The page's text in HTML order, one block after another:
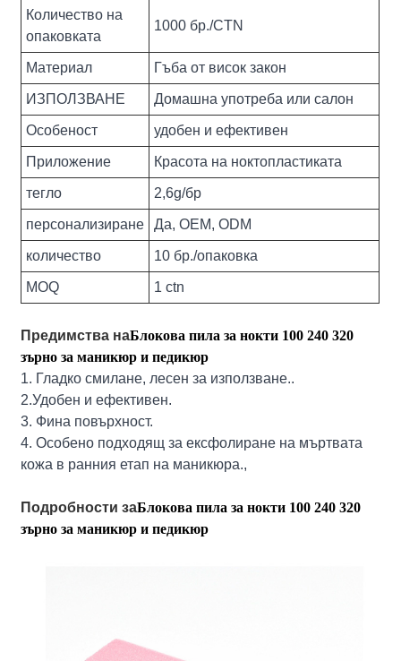
Количество на
опаковката
1000 бр./CTN
Материал Гъба от висок закон
ИЗПОЛЗВАНЕ Домашна употреба или салон
Особеност удобен и ефективен
Приложение Красота на ноктопластиката
тегло 2,6g/бр
персонализиране Да, OEM, ODM
количество 10 бр./опаковка
MOQ 1 ctn
Предимства наБлокова пила за нокти 100 240 320
зърно за маникюр и педикюр
1. Гладко смилане, лесен за използване..
2.Удобен и ефективен.
3. Фина повърхност.
4. Особено подходящ за ексфолиране на мъртвата
кожа в ранния етап на маникюра.,
Подробности заБлокова пила за нокти 100 240 320
зърно за маникюр и педикюр